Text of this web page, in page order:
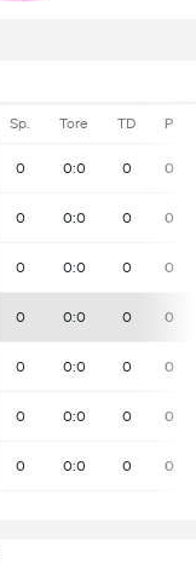
Sp. Tore TD P
0 0:0 0 0
0 0:0 0 0
0 0:0 0 0
0 0:0 0 0
0 0:0 0 0
0 0:0 0 0
0 0:0 0 0